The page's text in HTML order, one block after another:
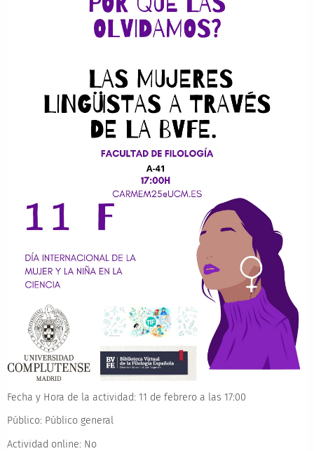
Fecha y Hora de la actividad: 11 de febrero a las 17:00
Público: Público general
Actividad online: No